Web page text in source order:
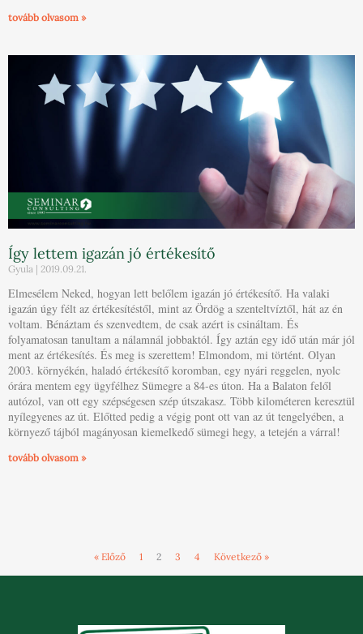
tovább olvasom »
Így lettem igazán jó értékesítő
Gyula 2019.09.21.
Elmesélem Neked, hogyan lett belőlem igazán jó értékesítő. Ha valaki
igazán úgy félt az értékesítéstől, mint az Ördög a szenteltvíztől, hát az én
voltam. Bénáztam és szenvedtem, de csak azért is csináltam. És
folyamatosan tanultam a nálamnál jobbaktól. Így aztán egy idő után már jól
ment az értékesítés. És meg is szerettem! Elmondom, mi történt. Olyan
2003. környékén, haladó értékesítő koromban, egy nyári reggelen, nyolc
órára mentem egy ügyfélhez Sümegre a 84-es úton. Ha a Balaton felől
autózol, van ott egy szépségesen szép útszakasz. Több kilométeren keresztül
nyílegyenes az út. Előtted pedig a végig pont ott van az út tengelyében, a
környező tájból magányosan kiemelkedő sümegi hegy, a tetején a várral!
tovább olvasom »
« Előző 1 2 3 4 Következő »